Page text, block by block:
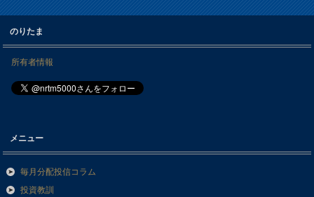
のりたま
所有者情報
メニュー
毎月分配投信コラム
投資教訓